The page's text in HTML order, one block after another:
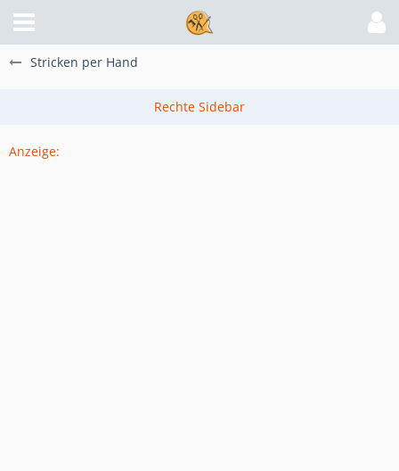
Stricken per Hand
Anzeige: